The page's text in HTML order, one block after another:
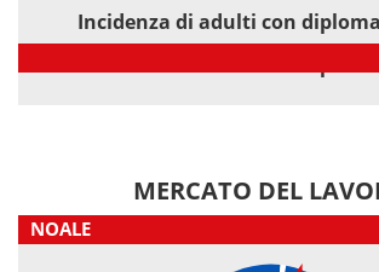
Incidenza di adulti con
MERCATO DEL
NOALE